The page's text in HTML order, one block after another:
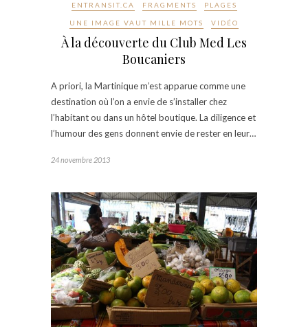
ENTRANSIT.CA FRAGMENTS PLAGES
UNE IMAGE VAUT MILLE MOTS VIDÉO
À la découverte du Club Med Les
Boucaniers
A priori, la Martinique m’est apparue comme une
destination où l’on a envie de s’installer chez
l’habitant ou dans un hôtel boutique. La diligence et
l’humour des gens donnent envie de rester en leur…
24 novembre 2013